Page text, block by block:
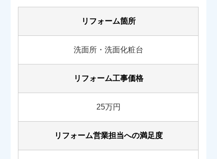
リフォーム箇所
洗面所・洗面化粧台
リフォーム工事価格
25万円
リフォーム営業担当への満足度